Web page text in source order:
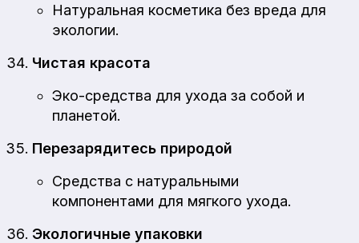
Натуральная косметика без вреда для
экологии.
Чистая красота
Эко-средства для ухода за собой и
планетой.
Перезарядитесь природой
Средства с натуральными
компонентами для мягкого ухода.
Экологичные упаковки